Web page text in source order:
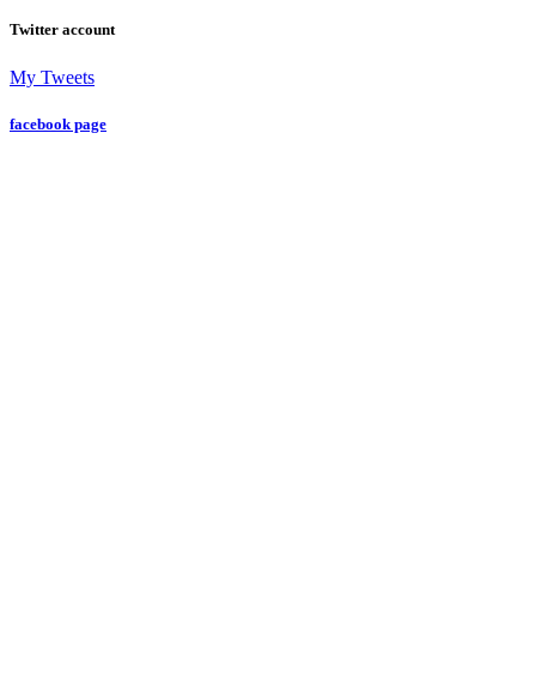
Twitter account
My Tweets
facebook page